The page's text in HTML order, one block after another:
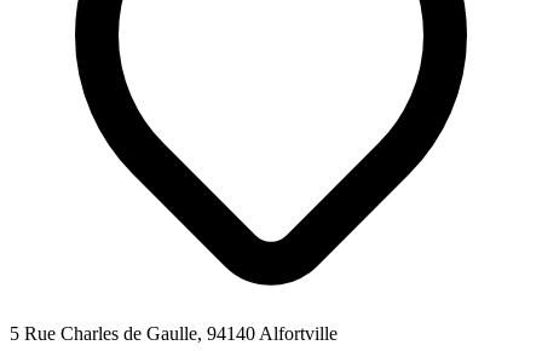
5 Rue Charles de Gaulle, 94140 Alfortville